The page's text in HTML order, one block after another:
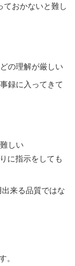
ておかないと難し
の理解が厳しい
録に入ってきて
しい
に指示をしても
来る品質ではな